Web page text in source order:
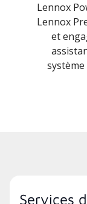
Lennox
Lennox
et
Services